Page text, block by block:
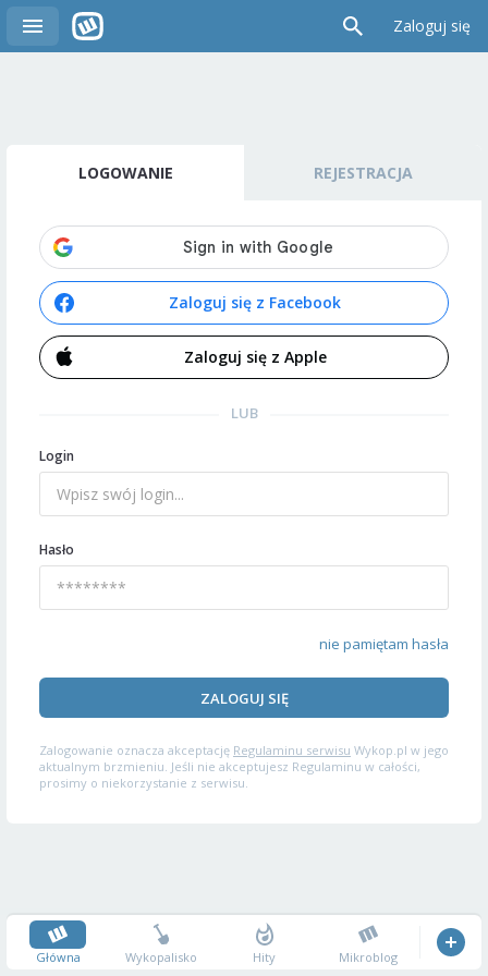
Zaloguj się
LOGOWANIE REJESTRACJA
Zaloguj się z Facebook
Zaloguj się z Apple
LUB
Login
Hasło
nie pamiętam hasła
ZALOGUJ SIĘ
Zalogowanie oznacza akceptację Regulaminu serwisu Wykop.pl w jego
aktualnym brzmieniu. Jeśli nie akceptujesz Regulaminu w całości,
prosimy o niekorzystanie z serwisu.
Główna Wykopalisko Hity Mikroblog